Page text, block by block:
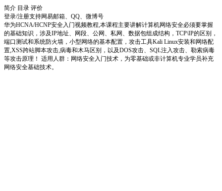
简介 目录 评价
登录/注册支持网易邮箱、QQ、微博号
华为HCNA/HCNP安全入门视频教程,本课程主要讲解计算机网络安全必须要掌握
的基础知识，涉及IP地址、网段、公网、私网、数据包组成结构，TCP\IP的区别，
端口测试和系统防火墙，小型网络的基本配置，攻击工具Kali Linux安装和网络配
置,XSS跨站脚本攻击,病毒和木马区别，以及DOS攻击、SQL注入攻击、勒索病毒
等攻击原理！ 适用人群：网络安全入门技术，为零基础或非计算机专业学员补充
网络安全基础技术。